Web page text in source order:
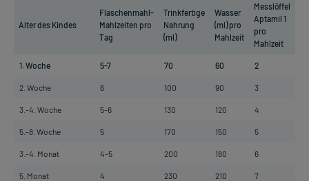
Alter des Kindes
Flaschenmahl-
Mahlzeiten pro
Tag
Trinkfertige
Nahrung
(ml)
Wasser
(ml) pro
Mahlzeit
Messlöffel
Aptamil 1
pro
Mahlzeit
1. Woche 5-7 70 60 2
2. Woche 6 100 90 3
3.-4. Woche 5-6 130 120 4
5.-8. Woche 5 170 150 5
3.-4. Monat 4-5 200 180 6
5. Monat 4 230 210 7